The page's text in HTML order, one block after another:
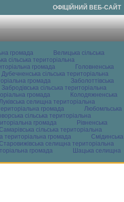
ОФІЦІЙНИЙ ВЕБ-САЙТ
громада
Велицька сільська
сільська територіальна
громада
Головненська
Дубечненська сільська територіальна
громада
Заболоттівська
Забродівська сільська територіальна
громада
Колодяжненська
селищна територіальна
громада
Любомльська
сільська територіальна
громада
Рівненська
Самарівська сільська територіальна
територіальна громада
Смідинська
Старовижівська селищна територіальна
громада
Шацька селищна